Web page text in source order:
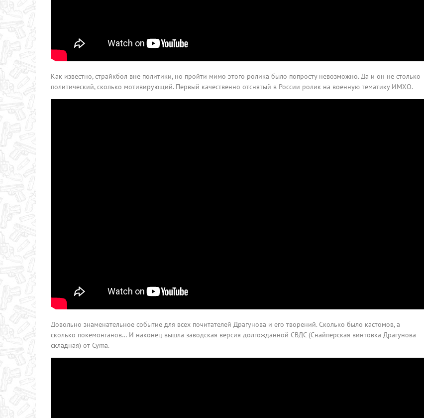
Как известно, страйкбол вне политики, но пройти мимо этого ролика было попросту невозможно. Да и он не столько
политический, сколько мотивирующий. Первый качественно отснятый в России ролик на военную тематику ИМХО.
Довольно знаменательное событие для всех почитателей Драгунова и его творений. Сколько было кастомов, а
сколько покемонганов… И наконец вышла заводская версия долгожданной СВДС (Снайперская винтовка Драгунова
складная) от Cyma.